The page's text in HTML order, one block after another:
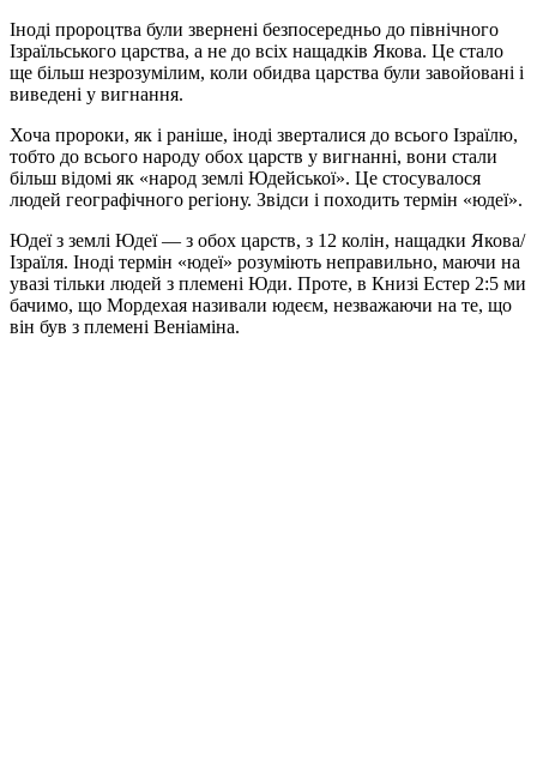
Іноді пророцтва були звернені безпосередньо до північного
Ізраїльського царства, а не до всіх нащадків Якова. Це стало
ще більш незрозумілим, коли обидва царства були завойовані і
виведені у вигнання.
Хоча пророки, як і раніше, іноді зверталися до всього Ізраїлю,
тобто до всього народу обох царств у вигнанні, вони стали
більш відомі як «народ землі Юдейської». Це стосувалося
людей географічного регіону. Звідси і походить термін «юдеї».
Юдеї з землі Юдеї — з обох царств, з 12 колін, нащадки Якова/
Ізраїля. Іноді термін «юдеї» розуміють неправильно, маючи на
увазі тільки людей з племені Юди. Проте, в Книзі Естер 2:5 ми
бачимо, що Мордехая називали юдеєм, незважаючи на те, що
він був з племені Веніаміна.